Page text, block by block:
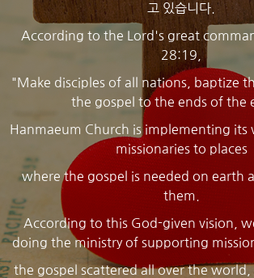
고 있습니다.
According to the Lord's great
28:19,
"Make disciples of all nations, baptize
the gospel to the ends of the
Hanmaeum Church is implementing its
missionaries to places
where the gospel is needed on earth
them.
According to this God-given vision,
doing the ministry of supporting
the gospel scattered all over the world,